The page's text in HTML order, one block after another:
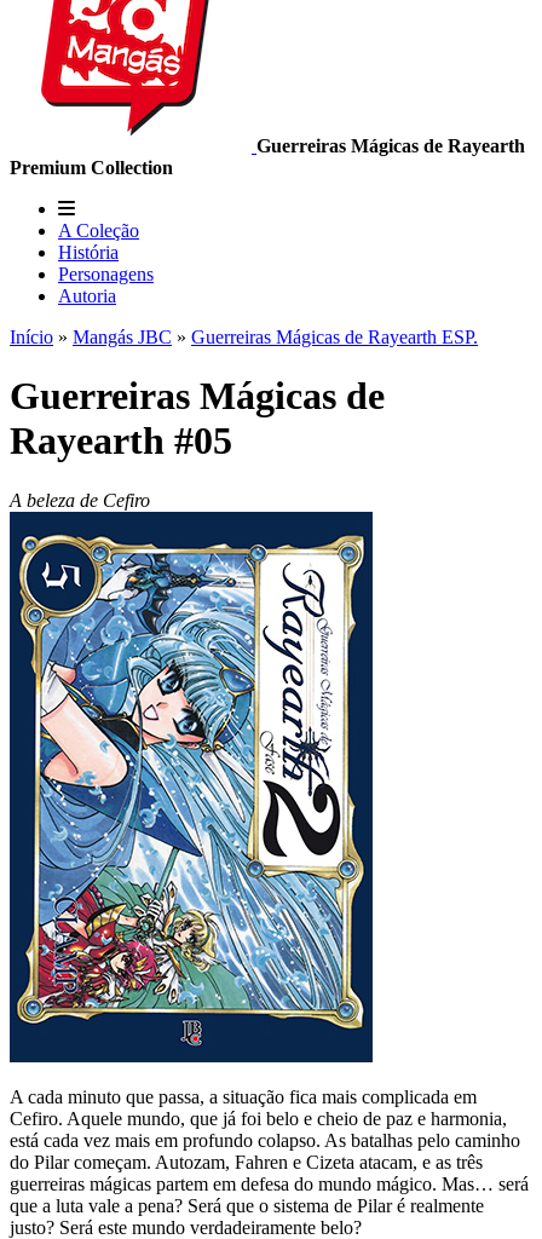
Guerreiras Mágicas de Rayearth
Premium Collection
A Coleção
História
Personagens
Autoria
Início » Mangás JBC » Guerreiras Mágicas de Rayearth ESP.
Guerreiras Mágicas de
Rayearth #05
A beleza de Cefiro
A cada minuto que passa, a situação fica mais complicada em
Cefiro. Aquele mundo, que já foi belo e cheio de paz e harmonia,
está cada vez mais em profundo colapso. As batalhas pelo caminho
do Pilar começam. Autozam, Fahren e Cizeta atacam, e as três
guerreiras mágicas partem em defesa do mundo mágico. Mas… será
que a luta vale a pena? Será que o sistema de Pilar é realmente
justo? Será este mundo verdadeiramente belo?